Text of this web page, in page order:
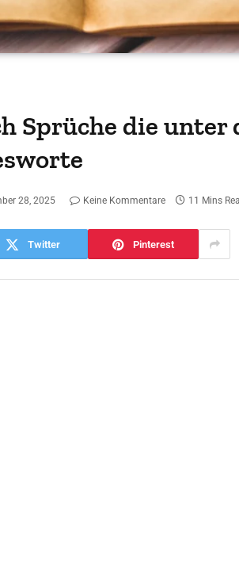
Sprüche die unter
28, 2025 Keine Kommentare 11 Mins
Twitter Pinterest